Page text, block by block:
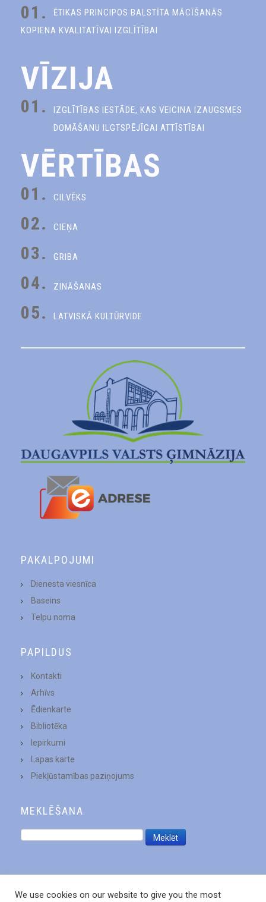
01.
ĒTIKAS PRINCIPOS BALSTĪTA MĀCĪŠANĀS
KOPIENA KVALITATĪVAI IZGLĪTĪBAI
VĪZIJA
01.
IZGLĪTĪBAS IESTĀDE, KAS VEICINA IZAUGSMES
DOMĀŠANU ILGTSPĒJĪGAI ATTĪSTĪBAI
VĒRTĪBAS
01. CILVĒKS
02. CIEŅA
03. GRIBA
04. ZINĀŠANAS
05. LATVISKĀ KULTŪRVIDE
PAKALPOJUMI
Dienesta viesnīca
Baseins
Telpu noma
PAPILDUS
Kontakti
Arhīvs
Ēdienkarte
Bibliotēka
Iepirkumi
Lapas karte
Piekļūstamības paziņojums
MEKLĒŠANA
We use cookies on our website to give you the most